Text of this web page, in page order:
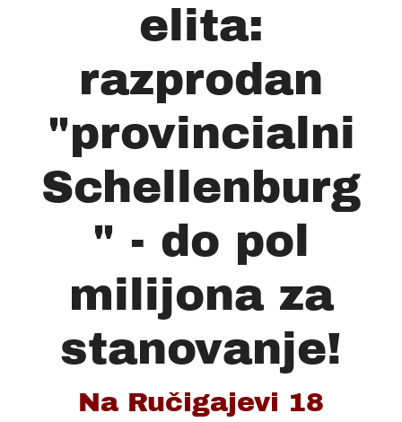
elita:
razprodan
"provincialni
Schellenburg
" - do pol
milijona za
stanovanje!
Na Ručigajevi 18